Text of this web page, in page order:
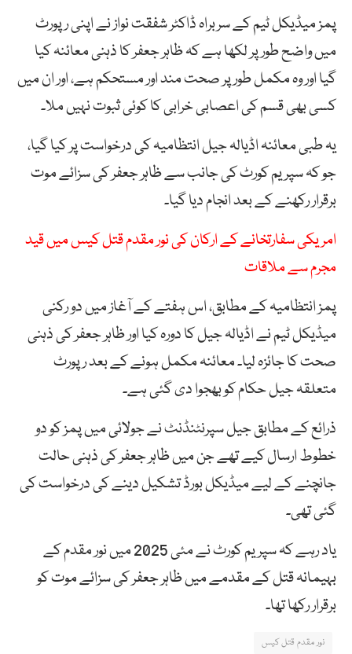
پمز میڈیکل ٹیم کے سربراہ ڈاکٹر شفقت نواز نے اپنی رپورٹ
میں واضح طور پر لکھا ہے کہ ظاہر جعفر کا ذہنی معائنہ کیا
گیا اور وہ مکمل طور پر صحت مند اور مستحکم ہے، اور ان میں
کسی بھی قسم کی اعصابی خرابی کا کوئی ثبوت نہیں ملا۔
یہ طبی معائنہ اڈیالہ جیل انتظامیہ کی درخواست پر کیا گیا،
جو کہ سپریم کورٹ کی جانب سے ظاہر جعفر کی سزائے موت
برقرار رکھنے کے بعد انجام دیا گیا۔
امریکی سفارتخانے کے ارکان کی نور مقدم قتل کیس میں قید
مجرم سے ملاقات
پمز انتظامیہ کے مطابق، اس ہفتے کے آغاز میں دو رکنی
میڈیکل ٹیم نے اڈیالہ جیل کا دورہ کیا اور ظاہر جعفر کی ذہنی
صحت کا جائزہ لیا۔ معائنہ مکمل ہونے کے بعد رپورٹ
متعلقہ جیل حکام کو بھجوا دی گئی ہے۔
ذرائع کے مطابق جیل سپرنٹنڈنٹ نے جولائی میں پمز کو دو
خطوط ارسال کیے تھے جن میں ظاہر جعفر کی ذہنی حالت
جانچنے کے لیے میڈیکل بورڈ تشکیل دینے کی درخواست کی
گئی تھی۔
یاد رہے کہ سپریم کورٹ نے مئی 2025 میں نور مقدم کے
بہیمانہ قتل کے مقدمے میں ظاہر جعفر کی سزائے موت کو
برقرار رکھا تھا۔
نور مقدم قتل کیس